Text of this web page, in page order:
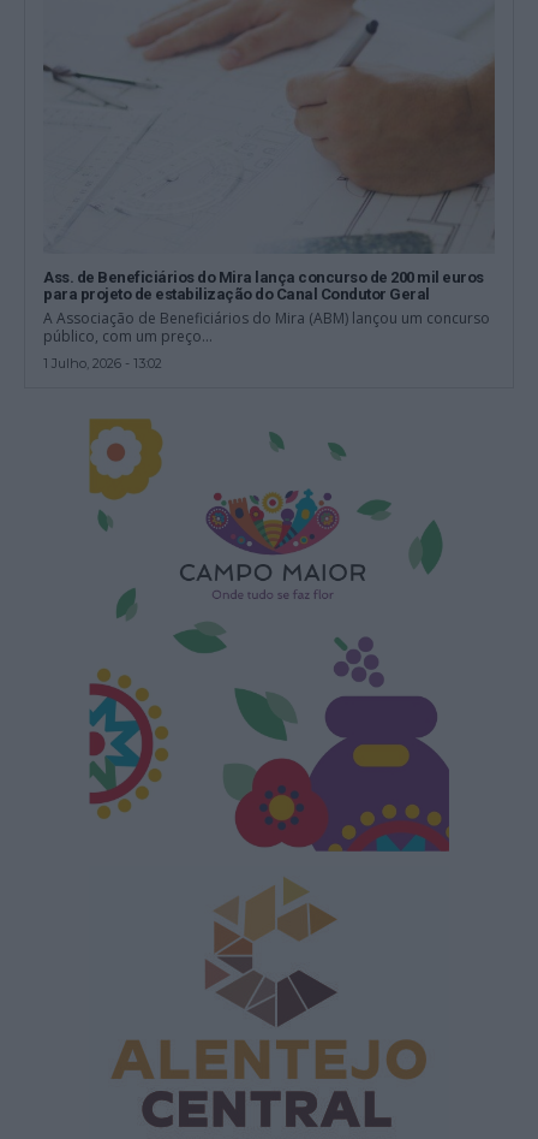
Ass. de Beneficiários do Mira lança concurso de 200 mil euros
para projeto de estabilização do Canal Condutor Geral
A Associação de Beneficiários do Mira (ABM) lançou um concurso
público, com um preço...
1 Julho, 2026 - 13:02